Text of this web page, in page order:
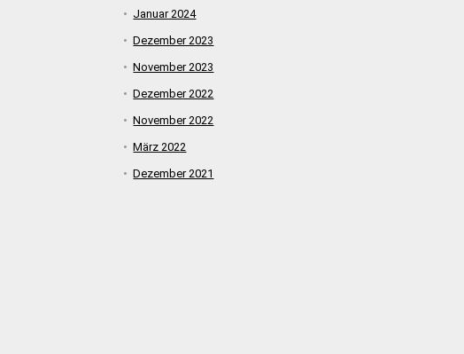
Januar 2024
Dezember 2023
November 2023
Dezember 2022
November 2022
März 2022
Dezember 2021